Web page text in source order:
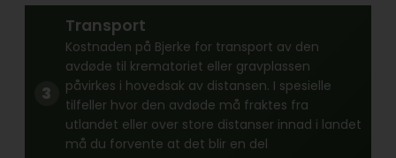
Transport
Kostnaden på Bjerke for transport av den
avdøde til krematoriet eller gravplassen
påvirkes i hovedsak av distansen. I spesielle
tilfeller hvor den avdøde må fraktes fra
utlandet eller over store distanser innad i landet
må du forvente at det blir en del